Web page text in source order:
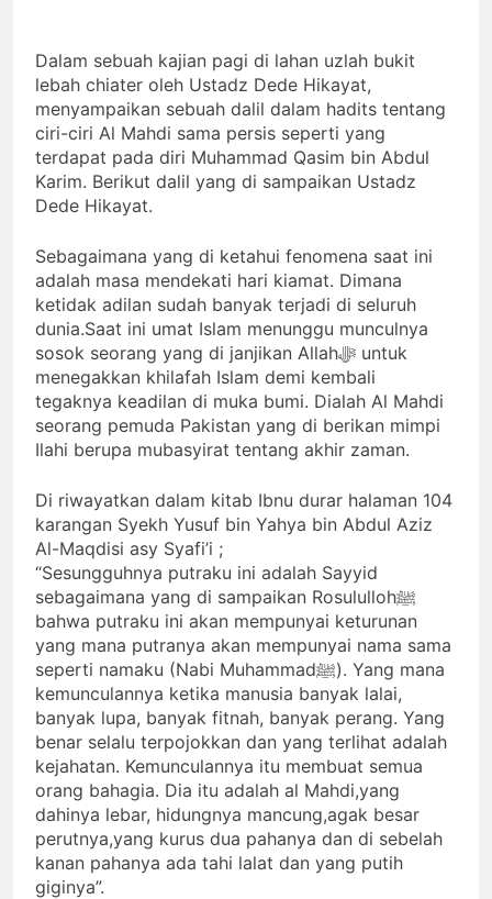
Menyiapkan “Gua
Ashabul Kahfi” Akhir
Zaman Bagi Para
Helper Muhammad
Qasim, Kuncinya di
Tangan Muhammad
Qasim, Dengan 7
yang Diijinkan Masuk
2 Hari Ago
Sorot Kamera Dunia
akan Tertuju ke Bukit
Lebah : Ketika yang
Tersembunyi Dipaksa
Terang & Sebuah
2 Hari Ago
Identitas Muhammas
Mayoritas Manusia,
Kemuliaannya Jauh
dari Apa yang
Tampak
Ketika Istikharah
Dijawab Lewat Wajah
(kang Diki) : Isyarat
Petunjuk Melalui
Jalan Hati
3 Hari Ago
Dalam sebuah kajian pagi di lahan uzlah bukit
lebah chiater oleh Ustadz Dede Hikayat,
menyampaikan sebuah dalil dalam hadits tentang
ciri-ciri Al Mahdi sama persis seperti yang
terdapat pada diri Muhammad Qasim bin Abdul
Karim. Berikut dalil yang di sampaikan Ustadz
Dede Hikayat.
Sebagaimana yang di ketahui fenomena saat ini
adalah masa mendekati hari kiamat. Dimana
ketidak adilan sudah banyak terjadi di seluruh
dunia.Saat ini umat Islam menunggu munculnya
sosok seorang yang di janjikan Allahﷻ untuk
menegakkan khilafah Islam demi kembali
tegaknya keadilan di muka bumi. Dialah Al Mahdi
seorang pemuda Pakistan yang di berikan mimpi
Ilahi berupa mubasyirat tentang akhir zaman.
Di riwayatkan dalam kitab Ibnu durar halaman 104
karangan Syekh Yusuf bin Yahya bin Abdul Aziz
Al-Maqdisi asy Syafi’i ;
“Sesungguhnya putraku ini adalah Sayyid
sebagaimana yang di sampaikan Rosulullohﷺ
bahwa putraku ini akan mempunyai keturunan
yang mana putranya akan mempunyai nama sama
seperti namaku (Nabi Muhammadﷺ). Yang mana
kemunculannya ketika manusia banyak lalai,
banyak lupa, banyak fitnah, banyak perang. Yang
benar selalu terpojokkan dan yang terlihat adalah
kejahatan. Kemunculannya itu membuat semua
orang bahagia. Dia itu adalah al Mahdi,yang
dahinya lebar, hidungnya mancung,agak besar
perutnya,yang kurus dua pahanya dan di sebelah
kanan pahanya ada tahi lalat dan yang putih
giginya”.